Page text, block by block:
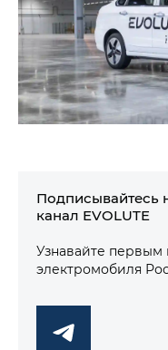
Подписывайтесь
канал EVOLUTE
Узнавайте первым
электромобиля